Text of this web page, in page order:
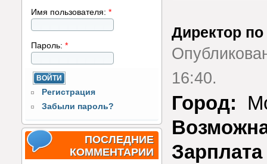
Имя пользователя: *
Пароль: *
Регистрация
Забыли пароль?
ПОСЛЕДНИЕ
КОММЕНТАРИИ
Директор
16:40.
Город: